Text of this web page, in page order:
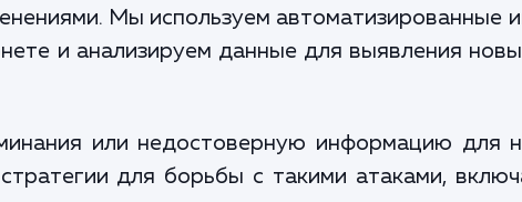
Мы используем автоматизированные
и анализируем данные для выявления
или недостоверную информацию для
для борьбы с такими атаками,